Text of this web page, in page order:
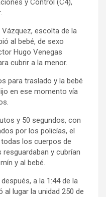
y Control (C4),
escolta de la
al bebé, de sexo
Hugo Venegas
cubrir a la menor.
para traslado y la bebé
en ese momento vía
y 50 segundos, con
por los policías, el
los cuerpos de
y cubrían
y al bebé.
a la 1:44 de la
lugar la unidad 250 de